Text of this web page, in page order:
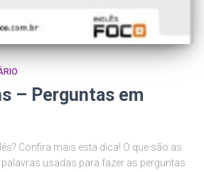
– Perguntas em
Confira mais esta dica! O que são as
usadas para fazer as perguntas